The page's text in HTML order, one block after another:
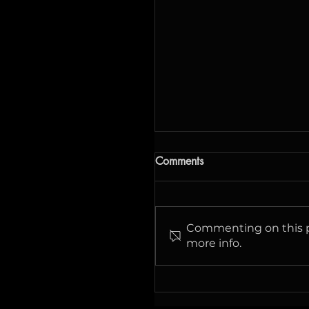
Жоспарлы жұмыстар
Біз сервисті жақсарту
жоспарлы жұмыстардың
саны артты. Толығырақ:
Тамыз Күні Уақыты Әсері
Comments
Commenting on this
more info.